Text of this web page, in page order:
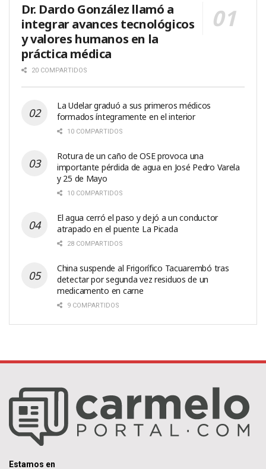
Dr. Dardo González llamó a
integrar avances tecnológicos
y valores humanos en la
práctica médica
20 COMPARTIDOS
La Udelar graduó a sus primeros médicos
formados íntegramente en el interior
10 COMPARTIDOS
Rotura de un caño de OSE provoca una
importante pérdida de agua en José Pedro Varela
y 25 de Mayo
10 COMPARTIDOS
El agua cerró el paso y dejó a un conductor
atrapado en el puente La Picada
28 COMPARTIDOS
China suspende al Frigorífico Tacuarembó tras
detectar por segunda vez residuos de un
medicamento en carne
9 COMPARTIDOS
Estamos en